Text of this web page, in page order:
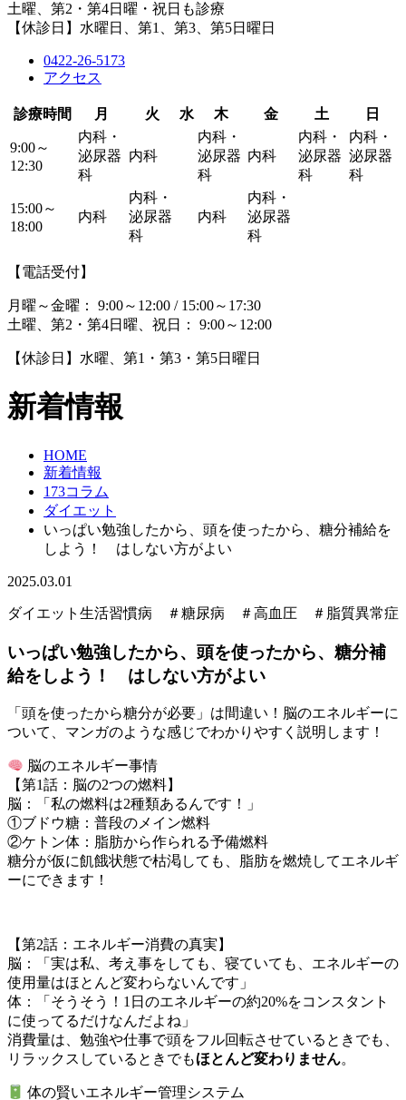
土曜、第2・第4日曜・祝日も診療
【休診日】水曜日、第1、第3、第5日曜日
0422-26-5173
アクセス
診療時間 月 火 水 木 金 土 日
9:00～
12:30
内科・
泌尿器
科
内科
内科・
泌尿器
科
内科
内科・
泌尿器
科
内科・
泌尿器
科
15:00～
18:00
内科
内科・
泌尿器
科
内科
内科・
泌尿器
科
【電話受付】
月曜～金曜： 9:00～12:00 / 15:00～17:30
土曜、第2・第4日曜、祝日： 9:00～12:00
【休診日】水曜、第1・第3・第5日曜日
新着情報
HOME
新着情報
173コラム
ダイエット
いっぱい勉強したから、頭を使ったから、糖分補給を
しよう！ はしない方がよい
2025.03.01
ダイエット 生活習慣病 ＃糖尿病 ＃高血圧 ＃脂質異常症
いっぱい勉強したから、頭を使ったから、糖分補
給をしよう！ はしない方がよい
「頭を使ったから糖分が必要」は間違い！脳のエネルギーに
ついて、マンガのような感じでわかりやすく説明します！
脳のエネルギー事情
【第1話：脳の2つの燃料】
脳：「私の燃料は2種類あるんです！」
①ブドウ糖：普段のメイン燃料
②ケトン体：脂肪から作られる予備燃料
糖分が仮に飢餓状態で枯渇しても、脂肪を燃焼してエネルギ
ーにできます！
【第2話：エネルギー消費の真実】
脳：「実は私、考え事をしても、寝ていても、エネルギーの
使用量はほとんど変わらないんです」
体：「そうそう！1日のエネルギーの約20%をコンスタント
に使ってるだけなんだよね」
消費量は、勉強や仕事で頭をフル回転させているときでも、
リラックスしているときでもほとんど変わりません。
体の賢いエネルギー管理システム